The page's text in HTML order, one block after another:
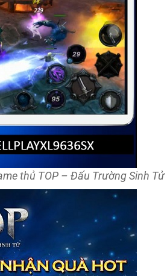
thủ TOP – Đấu Trường Sinh Tử